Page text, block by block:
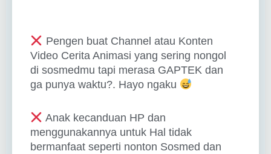
Pengen buat Channel atau Konten
Video Cerita Animasi yang sering nongol
di sosmedmu tapi merasa GAPTEK dan
ga punya waktu?. Hayo ngaku
Anak kecanduan HP dan
menggunakannya untuk Hal tidak
bermanfaat seperti nonton Sosmed dan